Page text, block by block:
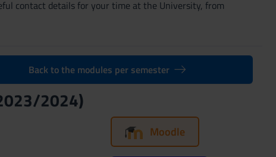
contact details for your time at the University, from
Back to the modules per semester
2024)
Moodle